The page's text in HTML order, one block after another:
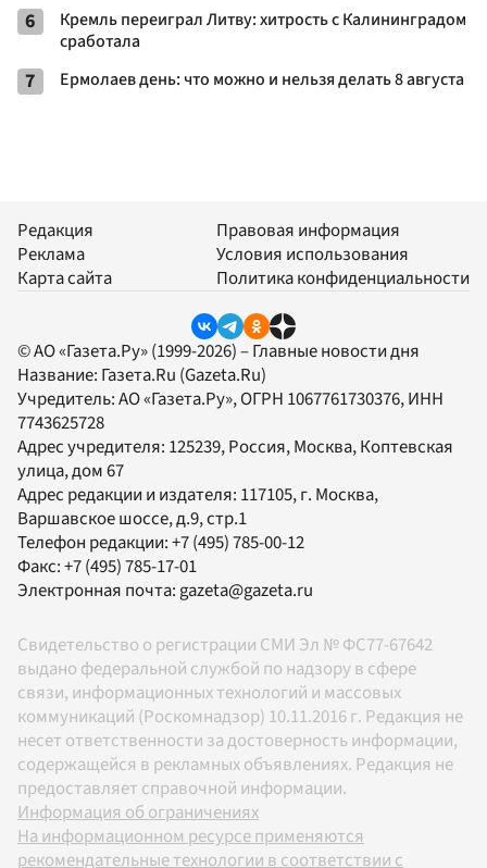
6
Кремль переиграл Литву: хитрость с Калининградом
сработала
7 Ермолаев день: что можно и нельзя делать 8 августа
Редакция
Реклама
Карта сайта
Правовая информация
Условия использования
Политика конфиденциальности
© АО «Газета.Ру» (1999-2026) – Главные новости дня
Название: Газета.Ru (Gazeta.Ru)
Учредитель:АО «Газета.Ру», ОГРН 1067761730376, ИНН
7743625728
Адрес учредителя: 125239, Россия, Москва, Коптевская
улица, дом 67
Адрес редакции и издателя: 117105, г. Москва,
Варшавское шоссе, д.9, стр.1
Телефон редакции:+7 (495) 785-00-12
Факс:+7 (495) 785-17-01
Электронная почта: gazeta@gazeta.ru
Свидетельство о регистрации СМИ Эл № ФС77-67642
выдано федеральной службой по надзору в сфере
связи, информационных технологий и массовых
коммуникаций (Роскомнадзор) 10.11.2016 г. Редакция не
несет ответственности за достоверность информации,
содержащейся в рекламных объявлениях. Редакция не
предоставляет справочной информации.
Информация об ограничениях
На информационном ресурсе применяются
рекомендательные технологии в соответствии с